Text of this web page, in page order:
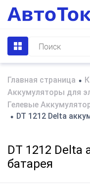
Главная страница •
Аккумуляторы для
Гелевые
• DT 1212 Delta
DT 1212 Delta
батарея